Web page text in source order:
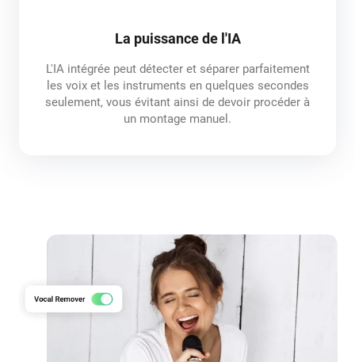
La puissance de l'IA
L'IA intégrée peut détecter et séparer parfaitement
les voix et les instruments en quelques secondes
seulement, vous évitant ainsi de devoir procéder à
un montage manuel.